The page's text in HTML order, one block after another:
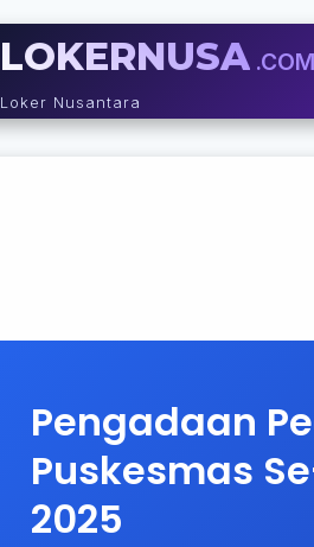
LOKERNUSA .COM
Loker Nusantara
Pengadaan
Puskesmas
2025